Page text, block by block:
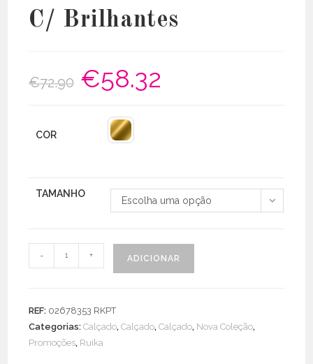
C/ Brilhantes
€72.90
O
preço
original
€58.32
COR
TAMANHO
Escolha uma opção
Quantidade
de
Ráfia
- + ADICIONAR
REF: 02678353 RKPT
Categorias:Calçado,Calçado,Calçado, Nova Coleção,
Promoções, Ruika